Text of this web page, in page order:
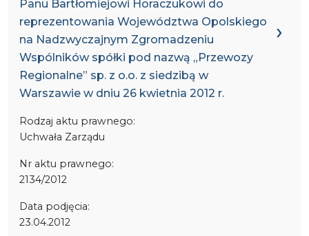
Panu Bartłomiejowi Horaczukowi do
reprezentowania Województwa Opolskiego
na Nadzwyczajnym Zgromadzeniu
Wspólników spółki pod nazwą „Przewozy
Regionalne” sp. z o.o. z siedzibą w
Warszawie w dniu 26 kwietnia 2012 r.
Rodzaj aktu prawnego:
Uchwała Zarządu
Nr aktu prawnego:
2134/2012
Data podjęcia:
23.04.2012